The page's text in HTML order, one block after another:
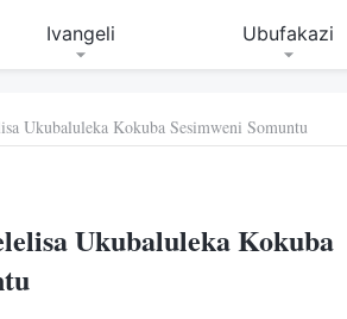
Ivangeli Ubufakazi
Ukubaluleka Kokuba Sesimweni Somuntu
Ukubaluleka Kokuba